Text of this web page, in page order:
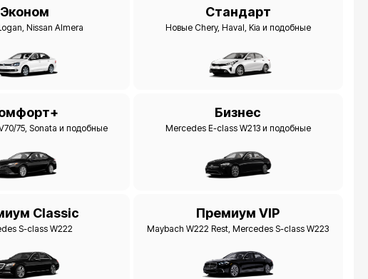
Эконом
Nissan Almera
Стандарт
Новые Chery, Haval, Kia и подобные
75, Sonata и подобные
Бизнес
Mercedes E-class W213 и подобные
Classic
S-class W222
Премиум VIP
Maybach W222 Rest, Mercedes S-class W223